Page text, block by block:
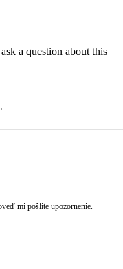
a question about this
mi pošlite upozornenie.